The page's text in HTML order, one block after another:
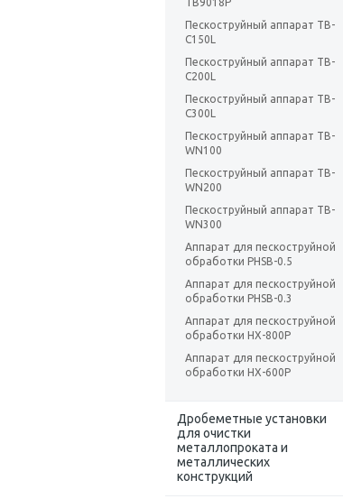
TB9018P
Пескоструйный аппарат TB-
C150L
Пескоструйный аппарат TB-
C200L
Пескоструйный аппарат TB-
C300L
Пескоструйный аппарат TB-
WN100
Пескоструйный аппарат TB-
WN200
Пескоструйный аппарат TB-
WN300
Аппарат для пескоструйной
обработки PHSB-0.5
Аппарат для пескоструйной
обработки PHSB-0.3
Аппарат для пескоструйной
обработки HX-800P
Аппарат для пескоструйной
обработки HX-600P
Дробеметные установки
для очистки
металлопроката и
металлических
конструкций